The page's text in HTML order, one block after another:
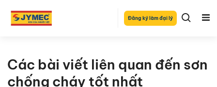
Đăng ký làm đại lý
Các bài viết liên quan đến sơn
chống cháy tốt nhất